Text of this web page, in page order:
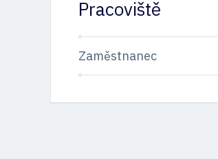
Pracoviště
Zaměstnanec